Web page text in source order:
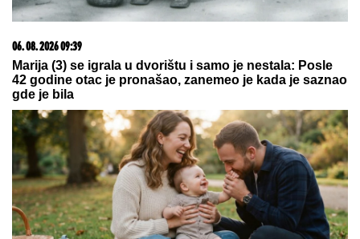
06. 08. 2026 07:08
Evo u kojim banjama važi vaučer od 10.000 dinara -
kompletan spisak destinacija u Srbiji